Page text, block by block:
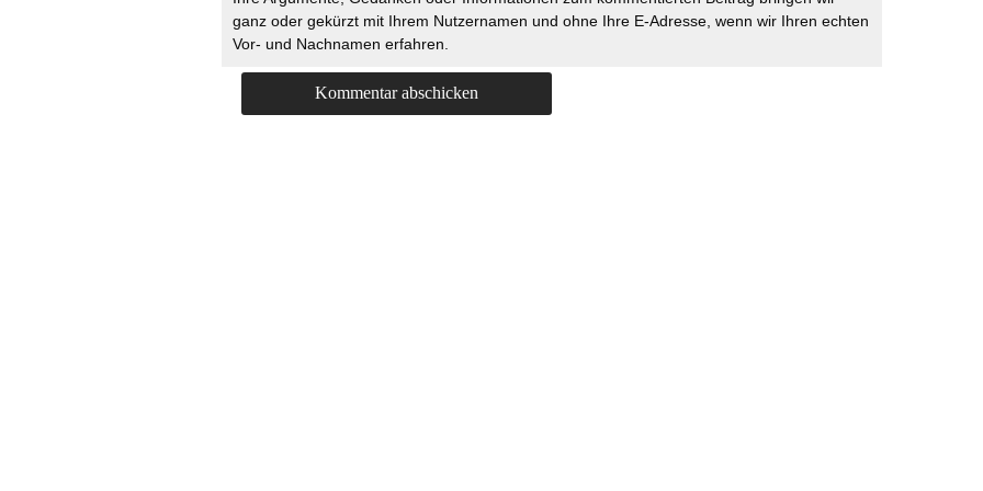
ganz oder gekürzt mit Ihrem Nutzernamen und ohne Ihre E-Adresse, wenn wir Ihren echten
Vor- und Nachnamen erfahren.